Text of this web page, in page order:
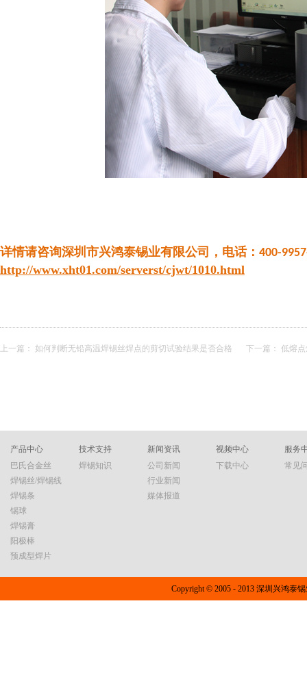
详情请咨询深圳市兴鸿泰锡业有限公司，电话： 400-
http://www.xht01.com/serverst/cjwt/1010.html
上一篇： 如何判断无铅高温焊锡丝焊点的剪切试验结果是否合格 下一篇： 低熔
产品中心
巴氏合金丝
焊锡丝/焊锡线
焊锡条
锡球
焊锡膏
阳极棒
预成型焊片
技术支持
焊锡知识
新闻资讯
公司新闻
行业新闻
媒体报道
视频中心
下载中心
服务
常见
Copyright © 2005 - 2013 深圳兴鸿泰